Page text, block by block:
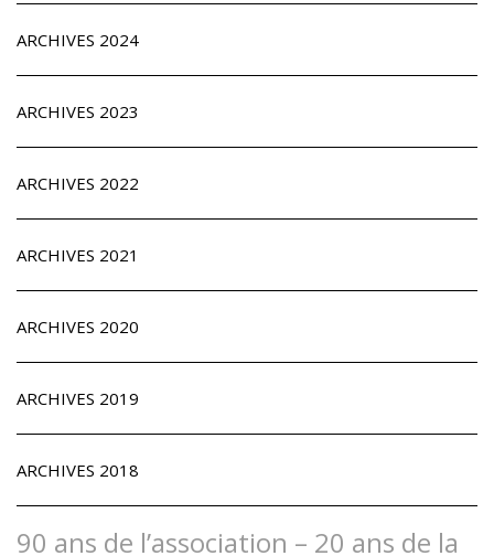
ARCHIVES 2024
ARCHIVES 2023
ARCHIVES 2022
ARCHIVES 2021
ARCHIVES 2020
ARCHIVES 2019
ARCHIVES 2018
90 ans de l’association – 20 ans de la